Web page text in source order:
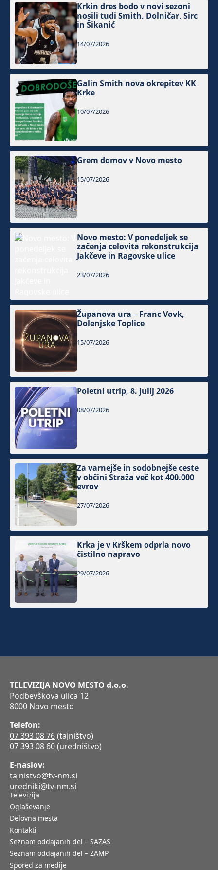
Krkin dres bodo v novi sezoni
nosili tudi Smith, Dolničar, Sirc
in Šikanić
14/07/2026
Galin Smith nova okrepitev KK
Krke
10/07/2026
Grem domov v Novo mesto
15/07/2026
Novo mesto: V ponedeljek se
začenja celovita rekonstrukcija
Jakčeve in Ragovske ulice
23/07/2026
Županova ura – Franc Vovk,
Dolenjske Toplice
15/07/2026
Poletni utrip, 8. julij 2026
08/07/2026
Za varnejše in sodobnejše ceste
v občini Straža več kot 400.000
evrov
27/07/2026
Krka je v Krškem odprla novo
čistilno napravo
29/07/2026
TELEVIZIJA NOVO MESTO d.o.o.
Podbevškova ulica 12
8000 Novo mesto
Telefon:
07 393 08 76(tajništvo)
07 393 08 60(uredništvo)
E-naslov:
tajnistvo@tv-nm.si
uredniki@tv-nm.si
Televizija
Oglaševanje
Delovna mesta
Kontakti
Seznam oddajanih del – SAZAS
Seznam oddajanih del – ZAMP
Spored za medije